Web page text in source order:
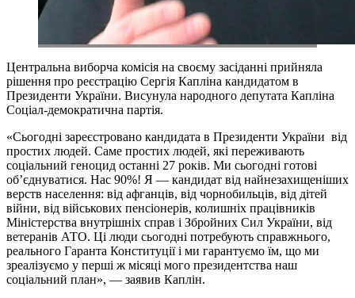
Центральна виборча комісія на своєму засіданні прийняла
рішення про реєстрацію Сергія Капліна кандидатом в
Президенти України. Висунула народного депутата Капліна
Соціал-демократична партія.
«Сьогодні зареєстровано кандидата в Президенти України від
простих людей. Саме простих людей, які переживають
соціальний геноцид останні 27 років. Ми сьогодні готові
об’єднуватися. Нас 90%! Я — кандидат від найнезахищеніших
верств населення: від афганців, від чорнобильців, від дітей
війни, від військових пенсіонерів, колишніх працівників
Міністерства внутрішніх справ і Збройних Сил України, від
ветеранів АТО. Ці люди сьогодні потребують справжнього,
реального Гаранта Конституції і ми гарантуємо їм, що ми
зреалізуємо у перші ж місяці мого президентства наш
соціальний план», — заявив Каплін.